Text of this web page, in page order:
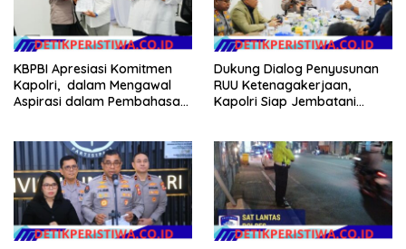
KBPBI Apresiasi Komitmen
Kapolri, dalam Mengawal
Aspirasi dalam Pembahasan
Dukung Dialog Penyusunan
RUU Ketenagakerjaan,
Kapolri Siap Jembatani